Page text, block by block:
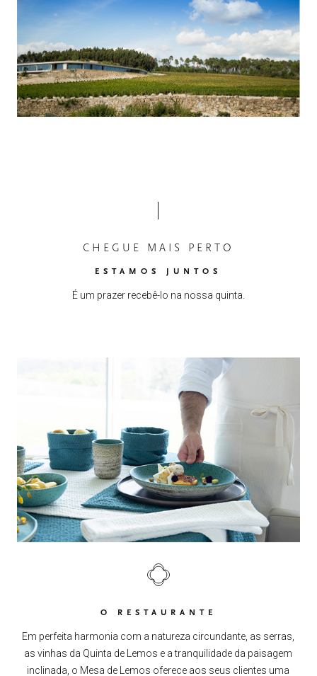
CHEGUE MAIS PERTO
ESTAMOS JUNTOS
É um prazer recebê-lo na nossa quinta.
O RESTAURANTE
Em perfeita harmonia com a natureza circundante, as serras,
as vinhas da Quinta de Lemos e a tranquilidade da paisagem
inclinada, o Mesa de Lemos oferece aos seus clientes uma